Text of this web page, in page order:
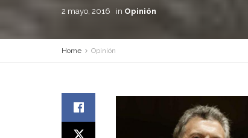
2 mayo, 2016 in Opinión
Home Opinión